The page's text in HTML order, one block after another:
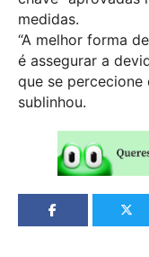
medidas.
“A melhor forma
é assegurar a
que se percecione
sublinhou.